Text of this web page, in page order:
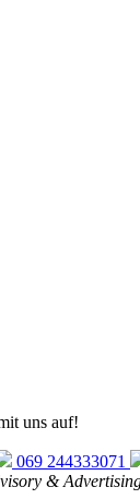
uns auf!
069 244333071
&